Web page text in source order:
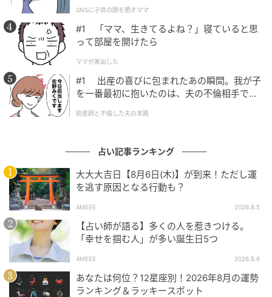
範囲でできるものをピックアップしましょう。ピンと
くる学びを見つけたら、早速資料を取り寄せて。ママ
のがんばる姿を見せてあげましょう。
【ラッキーアイテム】キーホルダー
【ラッキープレイス】神社
SNSに子供の顔を晒すママ
#1 「ママ、生きてるよね？」寝ていると思
って部屋を開けたら
ママが家出した
#1 出産の喜びに包まれたあの瞬間。我が子
を一番最初に抱いたのは、夫の不倫相手でし
助産師と不倫した夫の末路
占い記事ランキング
大大大吉日【8月6日(木)】が到来！ただし運
を逃す原因となる行動も？
4MEEE 2026.8.5
【占い師が語る】多くの人を惹きつける。
「幸せを掴む人」が多い誕生日5つ
4MEEE 2026.8.6
あなたは何位？12星座別！2026年8月の運勢
ランキング＆ラッキースポット